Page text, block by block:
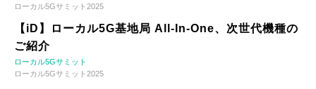
ローカル5Gサミット2025
【iD】ローカル5G基地局 All-In-One、次世代機種の
ご紹介
ローカル5Gサミット
ローカル5Gサミット2025